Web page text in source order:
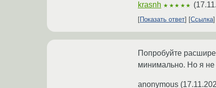
krasnh ★★★★★ (
Показать ответ Ссылка
Попробуйте
минимально. Но я не
anonymous (